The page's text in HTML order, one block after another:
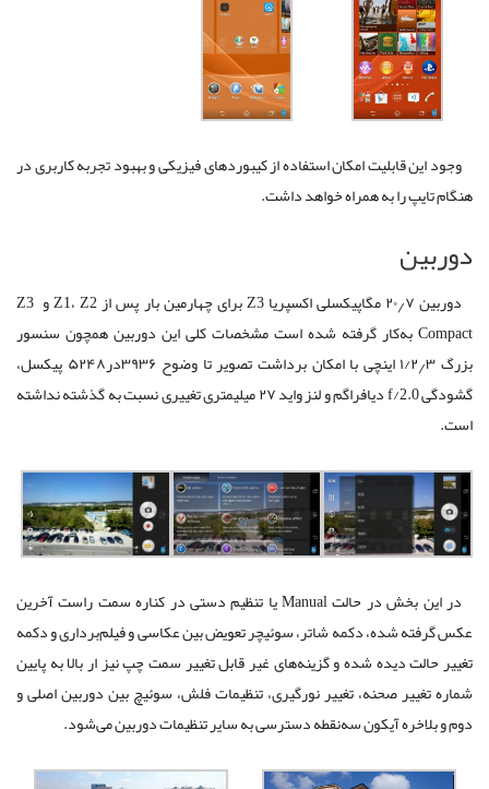
وجود این قابلیت امکان استفاده از کیبوردهای فیزیکی و بهبود تجربه کاربری در
هنگام تایپ را به همراه خواهد داشت.
دوربین
دوربین ۲۰٫۷ مگاپیکسلی اکسپریا Z3 برای چهارمین بار پس از Z1، Z2 و Z3
Compact به‌کار گرفته شده است مشخصات کلی این دوربین همچون سنسور
بزرگ ۱/۲٫۳ اینچی با امکان برداشت تصویر تا وضوح ۳۹۳۶در۵۲۴۸ پیکسل،
گشودگی f/2.0 دیافراگم و لنز واید ۲۷ میلیمتری تغییری نسبت به گذشته نداشته
است.
در این بخش در حالت Manual یا تنظیم دستی در کناره سمت راست آخرین
عکس گرفته شده، دکمه شاتر، سوئیچر تعویض بین عکاسی و فیلم‌برداری و دکمه
تغییر حالت دیده شده و گزینه‌های غیر قابل تغییر سمت چپ نیز ار بالا به پایین
شماره تغییر صحنه، تغییر نورگیری، تنظیمات فلش، سوئیچ بین دوربین اصلی و
دوم و بلاخره آیکون سه‌نقطه دسترسی به سایر تنظیمات دوربین می‌شود.